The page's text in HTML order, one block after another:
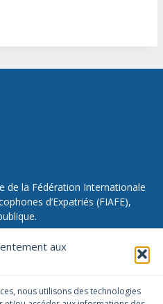
aux
nous utilisons des technologies
de la Fédération Internationale
d’Expatriés (FIAFE),